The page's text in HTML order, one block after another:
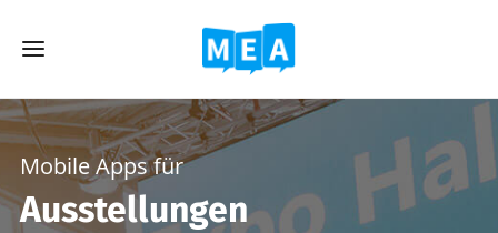
Ausstellungen
Mobile Apps für